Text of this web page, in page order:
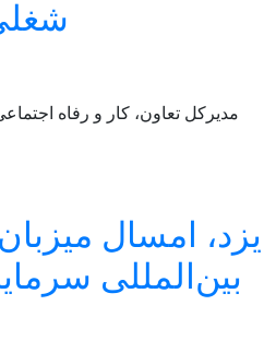
امسال
بین‌المللی